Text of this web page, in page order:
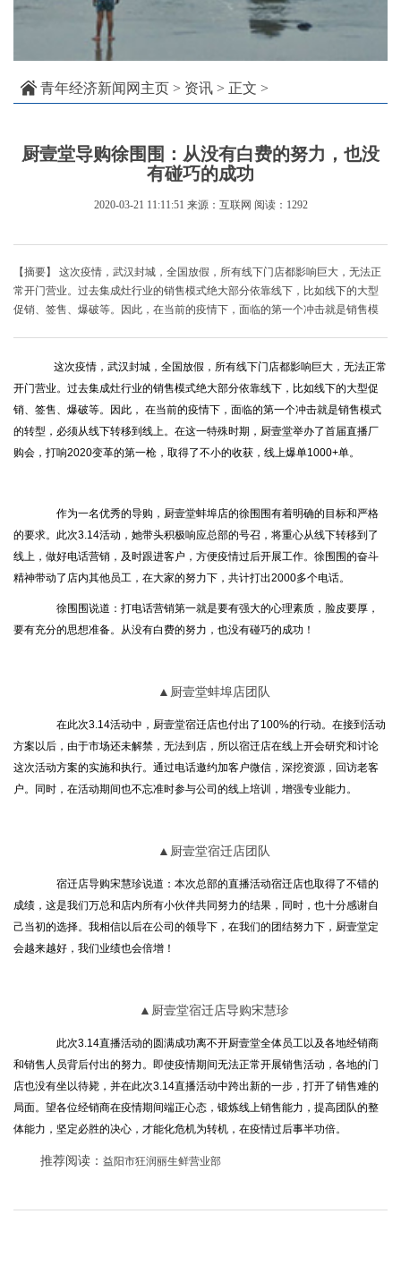
青年经济新闻网主页 > 资讯 > 正文 >
厨壹堂导购徐围围：从没有白费的努力，也没
有碰巧的成功
2020-03-21 11:11:51 来源：互联网 阅读：1292
【摘要】 这次疫情，武汉封城，全国放假，所有线下门店都影响巨大，无法正
常开门营业。过去集成灶行业的销售模式绝大部分依靠线下，比如线下的大型
促销、签售、爆破等。因此，在当前的疫情下，面临的第一个冲击就是销售模
这次疫情，武汉封城，全国放假，所有线下门店都影响巨大，无法正常
开门营业。过去集成灶行业的销售模式绝大部分依靠线下，比如线下的大型促
销、签售、爆破等。因此， 在当前的疫情下，面临的第一个冲击就是销售模式
的转型，必须从线下转移到线上。在这一特殊时期，厨壹堂举办了首届直播厂
购会，打响2020变革的第一枪，取得了不小的收获，线上爆单1000+单。
作为一名优秀的导购，厨壹堂蚌埠店的徐围围有着明确的目标和严格
的要求。此次3.14活动，她带头积极响应总部的号召，将重心从线下转移到了
线上，做好电话营销，及时跟进客户，方便疫情过后开展工作。徐围围的奋斗
精神带动了店内其他员工，在大家的努力下，共计打出2000多个电话。
徐围围说道：打电话营销第一就是要有强大的心理素质，脸皮要厚，
要有充分的思想准备。从没有白费的努力，也没有碰巧的成功！
▲厨壹堂蚌埠店团队
在此次3.14活动中，厨壹堂宿迁店也付出了100%的行动。在接到活动
方案以后，由于市场还未解禁，无法到店，所以宿迁店在线上开会研究和讨论
这次活动方案的实施和执行。通过电话邀约加客户微信，深挖资源，回访老客
户。同时，在活动期间也不忘准时参与公司的线上培训，增强专业能力。
▲厨壹堂宿迁店团队
宿迁店导购宋慧珍说道：本次总部的直播活动宿迁店也取得了不错的
成绩，这是我们万总和店内所有小伙伴共同努力的结果，同时，也十分感谢自
己当初的选择。我相信以后在公司的领导下，在我们的团结努力下，厨壹堂定
会越来越好，我们业绩也会倍增！
▲厨壹堂宿迁店导购宋慧珍
此次3.14直播活动的圆满成功离不开厨壹堂全体员工以及各地经销商
和销售人员背后付出的努力。即使疫情期间无法正常开展销售活动，各地的门
店也没有坐以待毙，并在此次3.14直播活动中跨出新的一步，打开了销售难的
局面。望各位经销商在疫情期间端正心态，锻炼线上销售能力，提高团队的整
体能力，坚定必胜的决心，才能化危机为转机，在疫情过后事半功倍。
推荐阅读： 益阳市狂润丽生鲜营业部